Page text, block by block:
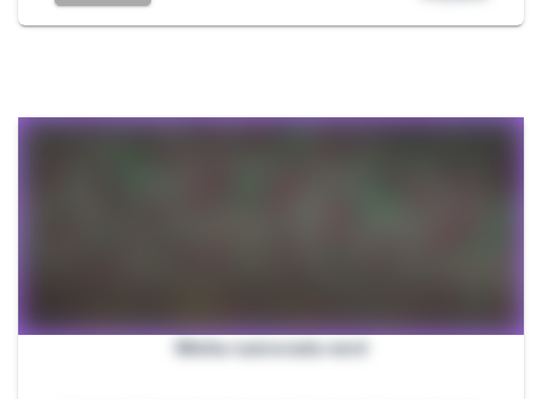
Minha namorada nerd